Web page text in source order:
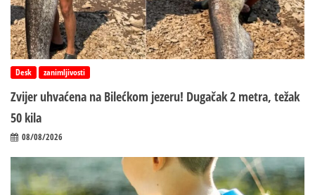
Desk zanimljivosti
Zvijer uhvaćena na Bilećkom jezeru! Dugačak 2 metra, težak
50 kila
08/08/2026